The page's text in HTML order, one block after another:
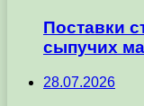
Поставки
сыпучих
28.07.2026